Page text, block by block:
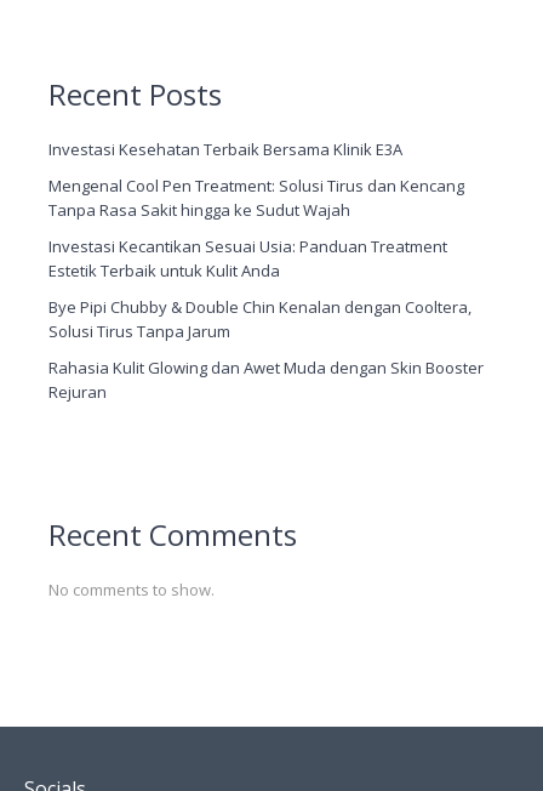
Recent Posts
Investasi Kesehatan Terbaik Bersama Klinik E3A
Mengenal Cool Pen Treatment: Solusi Tirus dan Kencang
Tanpa Rasa Sakit hingga ke Sudut Wajah
Investasi Kecantikan Sesuai Usia: Panduan Treatment
Estetik Terbaik untuk Kulit Anda
Bye Pipi Chubby & Double Chin Kenalan dengan Cooltera,
Solusi Tirus Tanpa Jarum
Rahasia Kulit Glowing dan Awet Muda dengan Skin Booster
Rejuran
Recent Comments
No comments to show.